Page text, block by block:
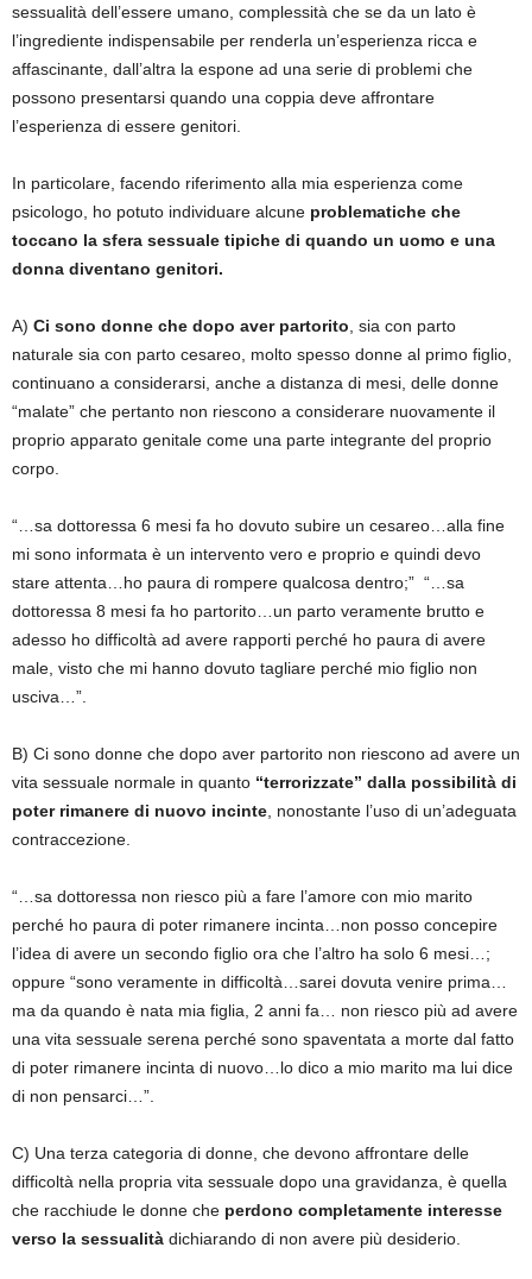
sessualità dell’essere umano, complessità che se da un lato è
l’ingrediente indispensabile per renderla un’esperienza ricca e
affascinante, dall’altra la espone ad una serie di problemi che
possono presentarsi quando una coppia deve affrontare
l’esperienza di essere genitori.
In particolare, facendo riferimento alla mia esperienza come
psicologo, ho potuto individuare alcune problematiche che
toccano la sfera sessuale tipiche di quando un uomo e una
donna diventano genitori.
A) Ci sono donne che dopo aver partorito , sia con parto
naturale sia con parto cesareo, molto spesso donne al primo figlio,
continuano a considerarsi, anche a distanza di mesi, delle donne
“malate” che pertanto non riescono a considerare nuovamente il
proprio apparato genitale come una parte integrante del proprio
corpo.
“…sa dottoressa 6 mesi fa ho dovuto subire un cesareo…alla fine
mi sono informata è un intervento vero e proprio e quindi devo
stare attenta…ho paura di rompere qualcosa dentro;” “…sa
dottoressa 8 mesi fa ho partorito…un parto veramente brutto e
adesso ho difficoltà ad avere rapporti perché ho paura di avere
male, visto che mi hanno dovuto tagliare perché mio figlio non
usciva…”.
B) Ci sono donne che dopo aver partorito non riescono ad avere un
vita sessuale normale in quanto “terrorizzate” dalla possibilità di
poter rimanere di nuovo incinte , nonostante l’uso di un’adeguata
contraccezione.
“…sa dottoressa non riesco più a fare l’amore con mio marito
perché ho paura di poter rimanere incinta…non posso concepire
l’idea di avere un secondo figlio ora che l’altro ha solo 6 mesi…;
oppure “sono veramente in difficoltà…sarei dovuta venire prima…
ma da quando è nata mia figlia, 2 anni fa… non riesco più ad avere
una vita sessuale serena perché sono spaventata a morte dal fatto
di poter rimanere incinta di nuovo…lo dico a mio marito ma lui dice
di non pensarci…”.
C) Una terza categoria di donne, che devono affrontare delle
difficoltà nella propria vita sessuale dopo una gravidanza, è quella
che racchiude le donne che perdono completamente interesse
verso la sessualità dichiarando di non avere più desiderio.